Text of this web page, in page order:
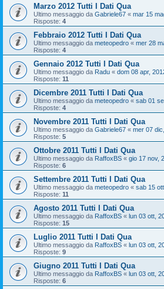
Marzo 2012 Tutti I Dati Qua
Ultimo messaggio da Gabriele67 « mar 15
Risposte: 4
Febbraio 2012 Tutti I Dati Qua
Ultimo messaggio da meteopedro « mer 28
Risposte: 4
Gennaio 2012 Tutti I Dati Qua
Ultimo messaggio da Radu « dom 08 apr,
Risposte: 11
Dicembre 2011 Tutti I Dati Qua
Ultimo messaggio da meteopedro « sab 01
Risposte: 4
Novembre 2011 Tutti I Dati Qua
Ultimo messaggio da Gabriele67 « mer 07
Risposte: 5
Ottobre 2011 Tutti I Dati Qua
Ultimo messaggio da RaffoxBS « gio 17 nov,
Risposte: 6
Settembre 2011 Tutti I Dati Qua
Ultimo messaggio da meteopedro « sab 15
Risposte: 11
Agosto 2011 Tutti I Dati Qua
Ultimo messaggio da RaffoxBS « lun 03 ott,
Risposte: 15
Luglio 2011 Tutti I Dati Qua
Ultimo messaggio da RaffoxBS « lun 03 ott,
Risposte: 9
Giugno 2011 Tutti I Dati Qua
Ultimo messaggio da RaffoxBS « lun 03 ott,
Risposte: 6